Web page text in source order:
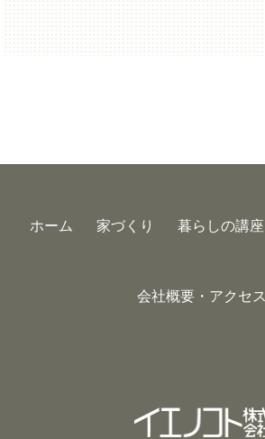
ホーム 家づくり 暮らしの講座
会社概要・アクセス